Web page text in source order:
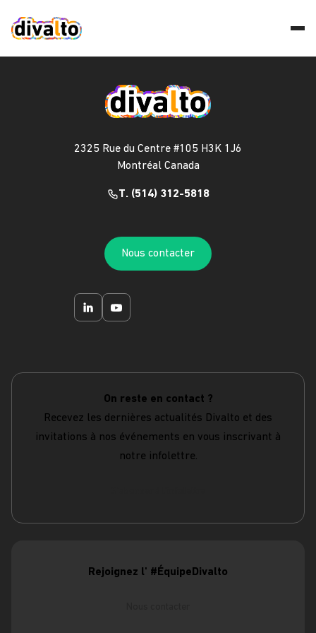
2325 Rue du Centre #105 H3K 1J6
Montréal Canada
T. (514) 312-5818
Nous contacter
On reste en contact ?
Recevez les dernières actualités Divalto et des
invitations à nos événements en vous inscrivant à
notre infolettre.
Rejoignez l' #ÉquipeDivalto